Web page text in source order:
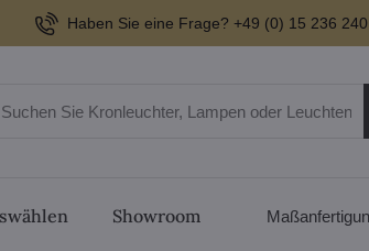
Haben Sie eine Frage? +49 (0) 15 236
Showroom